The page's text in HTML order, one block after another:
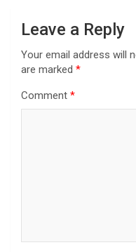
Leave a Reply
Your email address will
are marked *
Comment *